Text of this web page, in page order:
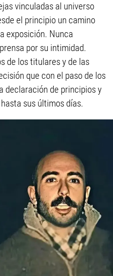
vinculadas al universo
el principio un camino
exposición. Nunca
por su intimidad.
de los titulares y de las
que con el paso de los
declaración de principios y
sus últimos días.